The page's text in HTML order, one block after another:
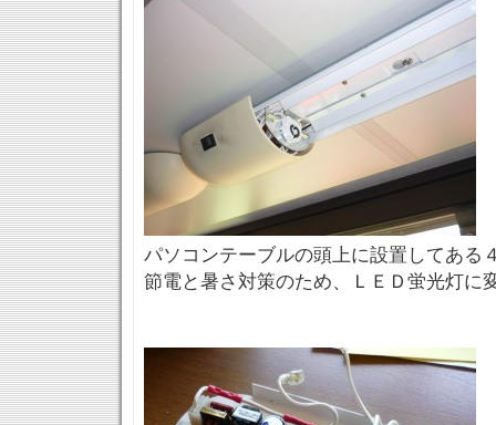
パソコンテーブルの頭上に設置してある
節電と暑さ対策のため、ＬＥＤ蛍光灯に